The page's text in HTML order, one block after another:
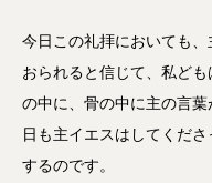
今日この礼拝においても
おられると信じて、私ど
の中に、骨の中に主の言
日も主イエスはしてくだ
するのです。